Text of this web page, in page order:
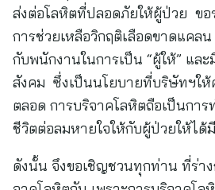
ส่งต่อโลหิตที่ปลอดภัยให้ผู้ป่วย ขอ
การช่วยเหลือวิกฤติเลือดขาดแคล
กับพนักงานในการเป็น “ผู้ให้” แล
สังคม ซึ่งเป็นนโยบายที่บริษัทฯใ
ตลอด การบริจาคโลหิตถือเป็นกา
ชีวิตต่อลมหายใจให้กับผู้ป่วยให้ได้
ดังนั้น จึงขอเชิญชวนทุกท่าน ที่ร่า